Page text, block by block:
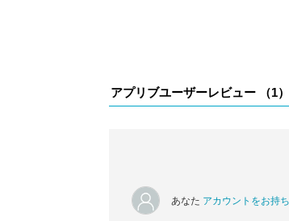
アプリブユーザーレビュー （1）
あなた アカウントをお持